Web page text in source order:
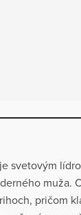
je svetovým
muža.
pričom